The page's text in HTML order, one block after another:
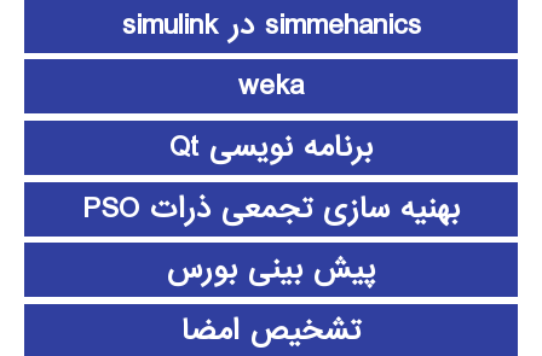
simmehanics در simulink
weka
برنامه نویسی Qt
بهنیه سازی تجمعی ذرات PSO
پیش بینی بورس
تشخیص امضا